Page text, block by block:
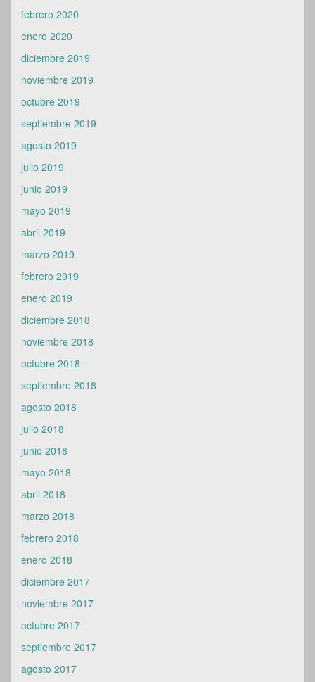
febrero 2020
enero 2020
diciembre 2019
noviembre 2019
octubre 2019
septiembre 2019
agosto 2019
julio 2019
junio 2019
mayo 2019
abril 2019
marzo 2019
febrero 2019
enero 2019
diciembre 2018
noviembre 2018
octubre 2018
septiembre 2018
agosto 2018
julio 2018
junio 2018
mayo 2018
abril 2018
marzo 2018
febrero 2018
enero 2018
diciembre 2017
noviembre 2017
octubre 2017
septiembre 2017
agosto 2017